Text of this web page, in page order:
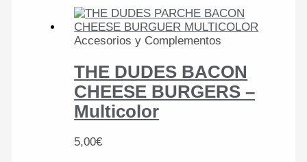
Accesorios y Complementos
THE DUDES BACON
CHEESE BURGERS –
Multicolor
5,00€